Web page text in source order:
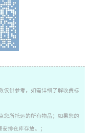
仅供参考，如需详细了解收费标
您所托运的所有物品；如果您的
排仓库存放。；